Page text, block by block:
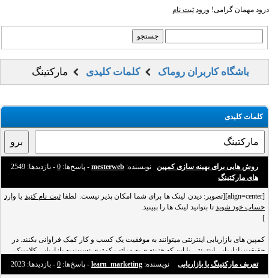
درود مهمان گرامی! ورود ثبت نام
باشگاه کاربران روماک کلمات کلیدی مارکتینگ
کلمات کلیدی
نویسنده: mesterweb - پاسخ‌ها: 0 - بازدید‌ها: 2549
روش هایی برای بهینه سازی کمپین
های مارکتینگ
[align=center][تصویر: دیدن لینک ها برای شما امکان پذیر نیست. لطفا ثبت نام کنید یا وارد
حساب خود شوید تا بتوانید لینک ها را ببینید.
]
کمپین های بازاریابی اینترنتی میتوانند به موفقیت یک کسب و کار کمک فراوانی بکنند. در
حقیقت بازاریابی اینترنتی با این که هزینه ی به مراتب کمتری نسبت به بازاریابی کلاسیک
دارد اما میتواند بسیار موثرتر باشد.نویسنده: learn_marketing - پاسخ‌ها: 0 - بازدید‌ها: 2023 تعریف مارکتینگ یا بازاریابی